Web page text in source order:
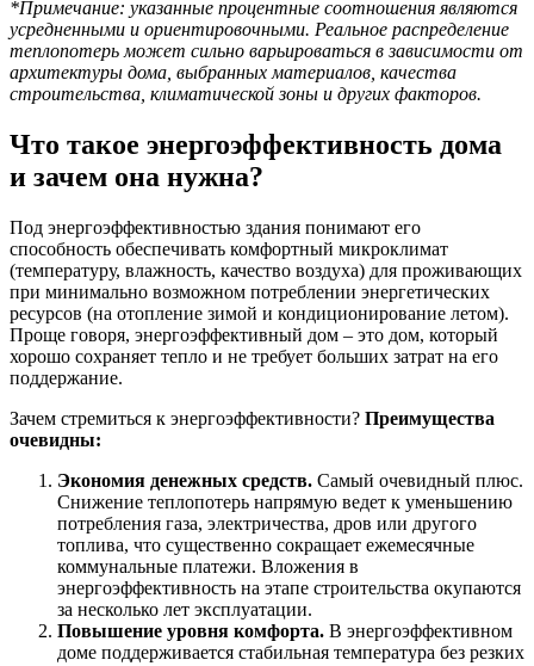
*Примечание: указанные процентные соотношения являются
усредненными и ориентировочными. Реальное распределение
теплопотерь может сильно варьироваться в зависимости от
архитектуры дома, выбранных материалов, качества
строительства, климатической зоны и других факторов.
Что такое энергоэффективность дома
и зачем она нужна?
Под энергоэффективностью здания понимают его
способность обеспечивать комфортный микроклимат
(температуру, влажность, качество воздуха) для проживающих
при минимально возможном потреблении энергетических
ресурсов (на отопление зимой и кондиционирование летом).
Проще говоря, энергоэффективный дом – это дом, который
хорошо сохраняет тепло и не требует больших затрат на его
поддержание.
Зачем стремиться к энергоэффективности? Преимущества
очевидны:
Экономия денежных средств. Самый очевидный плюс.
Снижение теплопотерь напрямую ведет к уменьшению
потребления газа, электричества, дров или другого
топлива, что существенно сокращает ежемесячные
коммунальные платежи. Вложения в
энергоэффективность на этапе строительства окупаются
за несколько лет эксплуатации.
Повышение уровня комфорта. В энергоэффективном
доме поддерживается стабильная температура без резких